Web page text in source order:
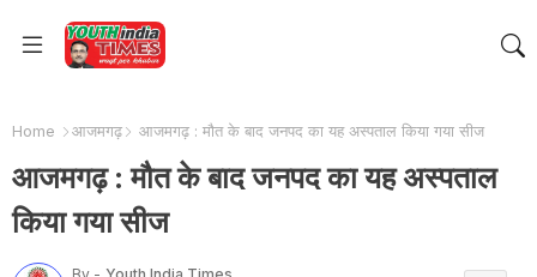
Home आजमगढ़ आजमगढ़ : मौत के बाद जनपद का यह अस्पताल किया गया सीज
आजमगढ़ : मौत के बाद जनपद का यह अस्पताल
किया गया सीज